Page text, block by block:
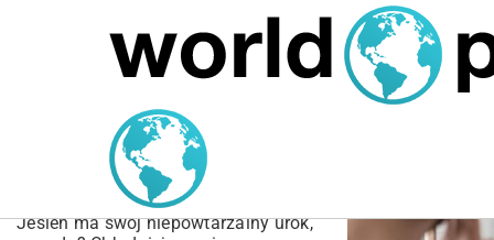
MARIUSZ ŁAMAGA 04.10.2025
Zupa krem z dyni na
słodko przepis | Prosty i
Szybki Przepis
Jesień ma swój niepowtarzalny urok,